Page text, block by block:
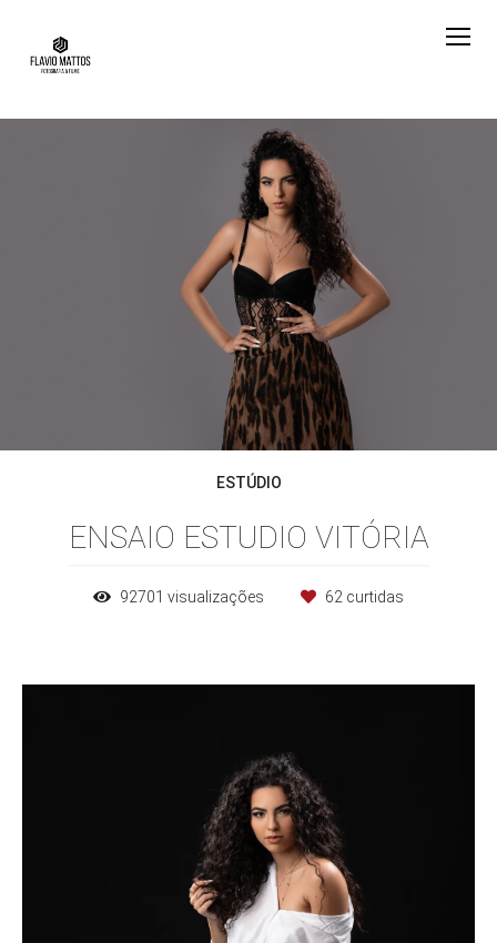
ESTÚDIO
ENSAIO ESTUDIO VITÓRIA
92701 visualizações 62 curtidas